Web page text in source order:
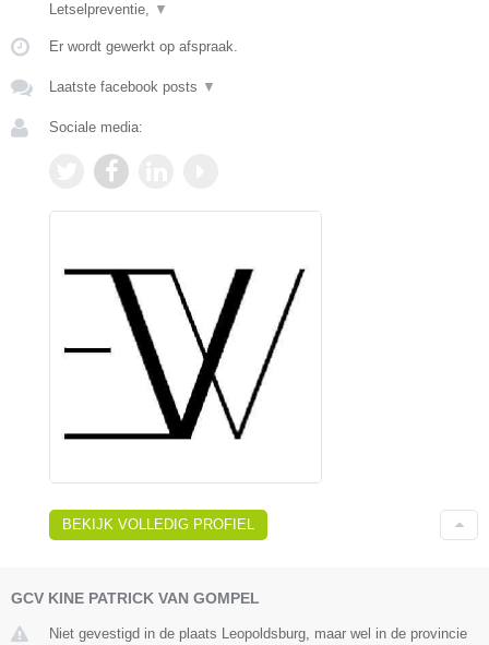
Letselpreventie, ▼
Er wordt gewerkt op afspraak.
Laatste facebook posts ▼
Sociale media:
BEKIJK VOLLEDIG PROFIEL
GCV KINE PATRICK VAN GOMPEL
Niet gevestigd in de plaats Leopoldsburg, maar wel in de provincie